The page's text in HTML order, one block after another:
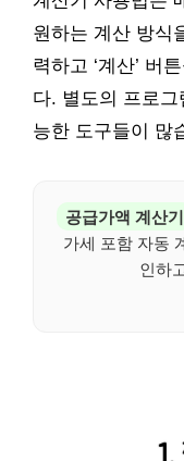
원하는 계산 방식
력하고 ‘계산’ 버
다. 별도의 프로
능한 도구들이 많
공급가액 계산기
가세 포함 자동
인하